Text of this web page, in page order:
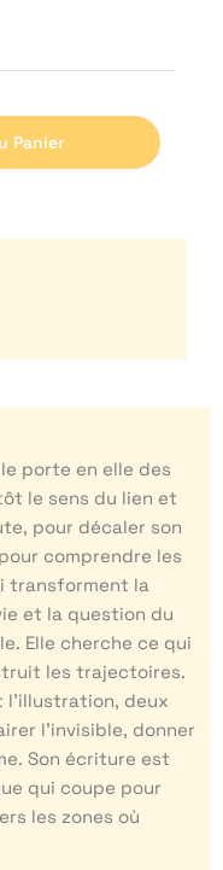
Panier
porte en elle des
le sens du lien et
pour décaler son
comprendre les
transforment la
et la question du
Elle cherche ce qui
les trajectoires.
l’illustration, deux
l’invisible, donner
Son écriture est
qui coupe pour
les zones où